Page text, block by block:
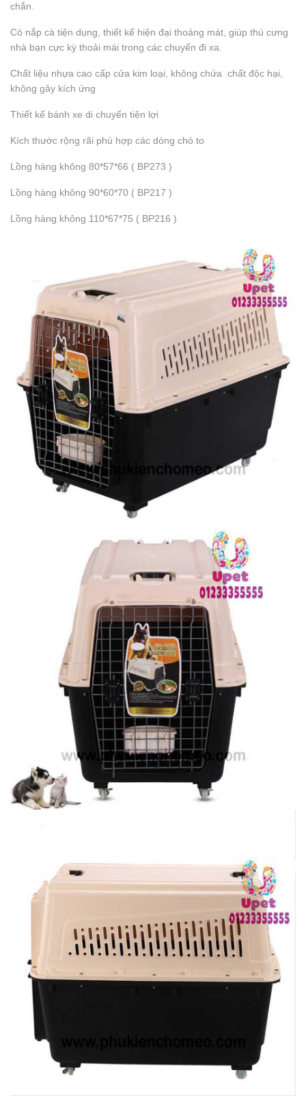
chắn.
Có nắp cà tiện dụng, thiết kế hiện đại thoáng mát, giúp thú cưng
nhà bạn cực kỳ thoải mái trong các chuyến đi xa.
Chất liệu nhựa cao cấp cửa kim loại, không chứa chất độc hại,
không gây kích ứng
Thiết kế bánh xe di chuyển tiện lợi
Kích thước rộng rãi phù hợp các dòng chó to
Lồng hàng không 80*57*66 ( BP273 )
Lồng hàng không 90*60*70 ( BP217 )
Lồng hàng không 110*67*75 ( BP216 )